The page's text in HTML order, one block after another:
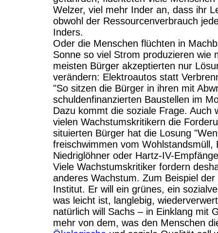
Welzer, viel mehr Inder an, dass ihr
obwohl der Ressourcenverbrauch
Inders.
Oder die Menschen flüchten in
Sonne so viel Strom produzieren wie
meisten Bürger akzeptierten nur
verändern: Elektroautos statt
"So sitzen die Bürger in ihren mit
schuldenfinanzierten Baustellen im
Dazu kommt die soziale Frage. Auch
vielen Wachstumskritikern die
situierten Bürger hat die Losung
freischwimmen vom
Niedriglöhner oder Hartz-IV-
Viele Wachstumskritiker fordern
anderes Wachstum. Zum Beispiel
Institut. Er will ein grünes, ein
was leicht ist, langlebig,
natürlich will Sachs – in Einklang mit
mehr von dem, was den Menschen